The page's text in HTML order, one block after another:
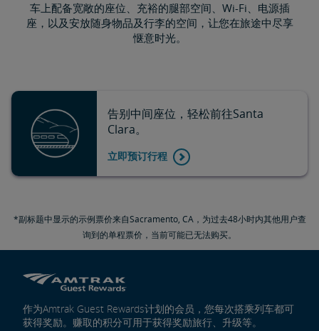
车上配备宽敞的座位、充裕的腿部空间、Wi-Fi、电源插
座，以及安放随身物品及行李的空间，让您在旅途中尽享
惬意时光。
告别中间座位，轻松前往Santa
Clara。
立即预订行程
*副标题中显示的示例票价来自Sacramento, CA，为过去48小时内其他用户查
询到的单程票价，当前可能已无法购买。
作为Amtrak Guest Rewards计划的会员，您每次搭乘列车都可
获得奖励。赚取的积分可用于获得奖励旅行、升级等。